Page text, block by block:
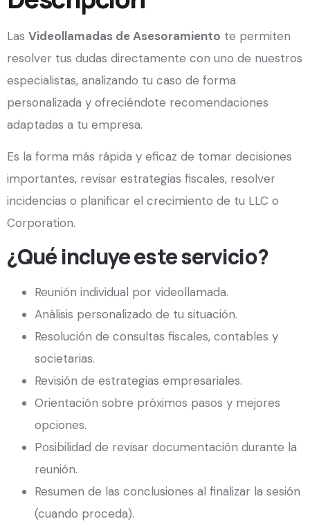
Las Videollamadas de Asesoramiento te permiten
resolver tus dudas directamente con uno de nuestros
especialistas, analizando tu caso de forma
personalizada y ofreciéndote recomendaciones
adaptadas a tu empresa.
Es la forma más rápida y eficaz de tomar decisiones
importantes, revisar estrategias fiscales, resolver
incidencias o planificar el crecimiento de tu LLC o
Corporation.
¿Qué incluye este servicio?
Reunión individual por videollamada.
Análisis personalizado de tu situación.
Resolución de consultas fiscales, contables y
societarias.
Revisión de estrategias empresariales.
Orientación sobre próximos pasos y mejores
opciones.
Posibilidad de revisar documentación durante la
reunión.
Resumen de las conclusiones al finalizar la sesión
(cuando proceda).